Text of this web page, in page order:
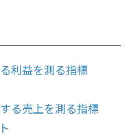
利益を測る指標
る売上を測る指標